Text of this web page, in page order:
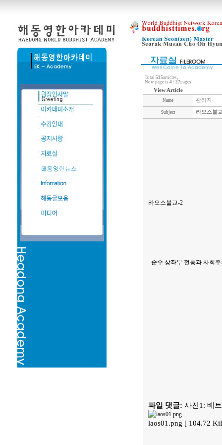
Total 535articles,
Now page is 4 / 27pages
View Article
Name 관리자
Subject 라오스불
라오스불교-2
순수 상좌부 전통과 사회
파일 댓글: 사진1: 베
laos01.png [ 104.72